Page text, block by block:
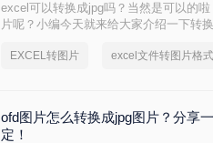
excel可以转换成jpg吗？当然是可以的
片呢？小编今天就来给大家介绍一下转
EXCEL转图片 excel文件转图片格式
ofd图片怎么转换成jpg图片？分享
定！